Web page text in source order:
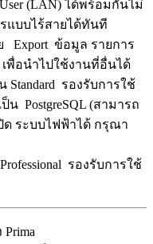
(LAN) ได้พร้อมกันไม่
แบบไร้สายได้ทันที
Export ข้อมูล รายการ
พื่อนำไปใช้งานที่อื่นได้
Standard รองรับการใช้
PostgreSQL (สามารถ
ด ระบบไฟฟ้าได้ กรุณา
รองรับการใช้